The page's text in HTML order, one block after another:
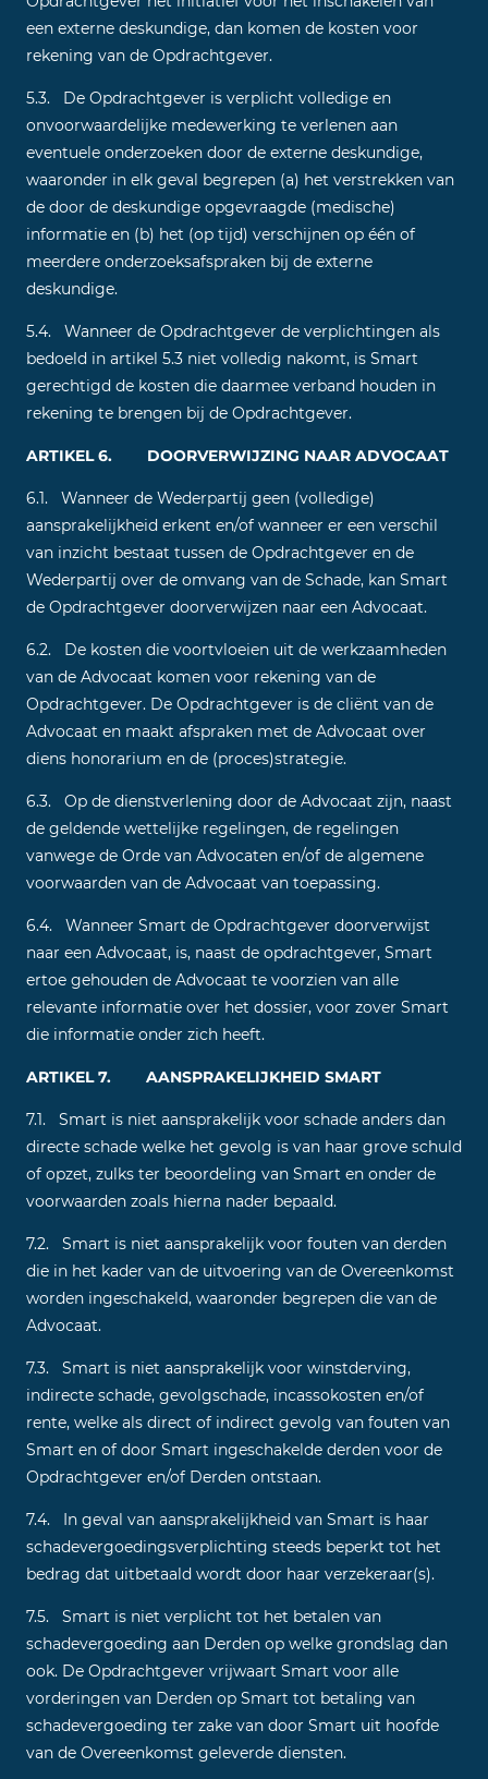
een externe deskundige, dan komen de kosten voor
rekening van de Opdrachtgever.
5.3. De Opdrachtgever is verplicht volledige en
onvoorwaardelijke medewerking te verlenen aan
eventuele onderzoeken door de externe deskundige,
waaronder in elk geval begrepen (a) het verstrekken van
de door de deskundige opgevraagde (medische)
informatie en (b) het (op tijd) verschijnen op één of
meerdere onderzoeksafspraken bij de externe
deskundige.
5.4. Wanneer de Opdrachtgever de verplichtingen als
bedoeld in artikel 5.3 niet volledig nakomt, is Smart
gerechtigd de kosten die daarmee verband houden in
rekening te brengen bij de Opdrachtgever.
ARTIKEL 6. DOORVERWIJZING NAAR ADVOCAAT
6.1. Wanneer de Wederpartij geen (volledige)
aansprakelijkheid erkent en/of wanneer er een verschil
van inzicht bestaat tussen de Opdrachtgever en de
Wederpartij over de omvang van de Schade, kan Smart
de Opdrachtgever doorverwijzen naar een Advocaat.
6.2. De kosten die voortvloeien uit de werkzaamheden
van de Advocaat komen voor rekening van de
Opdrachtgever. De Opdrachtgever is de cliënt van de
Advocaat en maakt afspraken met de Advocaat over
diens honorarium en de (proces)strategie.
6.3. Op de dienstverlening door de Advocaat zijn, naast
de geldende wettelijke regelingen, de regelingen
vanwege de Orde van Advocaten en/of de algemene
voorwaarden van de Advocaat van toepassing.
6.4. Wanneer Smart de Opdrachtgever doorverwijst
naar een Advocaat, is, naast de opdrachtgever, Smart
ertoe gehouden de Advocaat te voorzien van alle
relevante informatie over het dossier, voor zover Smart
die informatie onder zich heeft.
ARTIKEL 7. AANSPRAKELIJKHEID SMART
7.1. Smart is niet aansprakelijk voor schade anders dan
directe schade welke het gevolg is van haar grove schuld
of opzet, zulks ter beoordeling van Smart en onder de
voorwaarden zoals hierna nader bepaald.
7.2. Smart is niet aansprakelijk voor fouten van derden
die in het kader van de uitvoering van de Overeenkomst
worden ingeschakeld, waaronder begrepen die van de
Advocaat.
7.3. Smart is niet aansprakelijk voor winstderving,
indirecte schade, gevolgschade, incassokosten en/of
rente, welke als direct of indirect gevolg van fouten van
Smart en of door Smart ingeschakelde derden voor de
Opdrachtgever en/of Derden ontstaan.
7.4. In geval van aansprakelijkheid van Smart is haar
schadevergoedingsverplichting steeds beperkt tot het
bedrag dat uitbetaald wordt door haar verzekeraar(s).
7.5. Smart is niet verplicht tot het betalen van
schadevergoeding aan Derden op welke grondslag dan
ook. De Opdrachtgever vrijwaart Smart voor alle
vorderingen van Derden op Smart tot betaling van
schadevergoeding ter zake van door Smart uit hoofde
van de Overeenkomst geleverde diensten.